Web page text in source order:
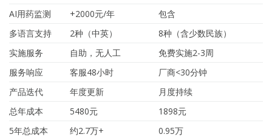
AI用药监测
+2000元/年
包含
多语言支持
2种（中英）
8种（含少数民族）
实施服务
自助，无人工
免费实施2-3周
服务响应
客服48小时
厂商<30分钟
产品迭代
年度更新
月度持续
总年成本
5480元
1898元
5年总成本
约2.7万+ 0.95万